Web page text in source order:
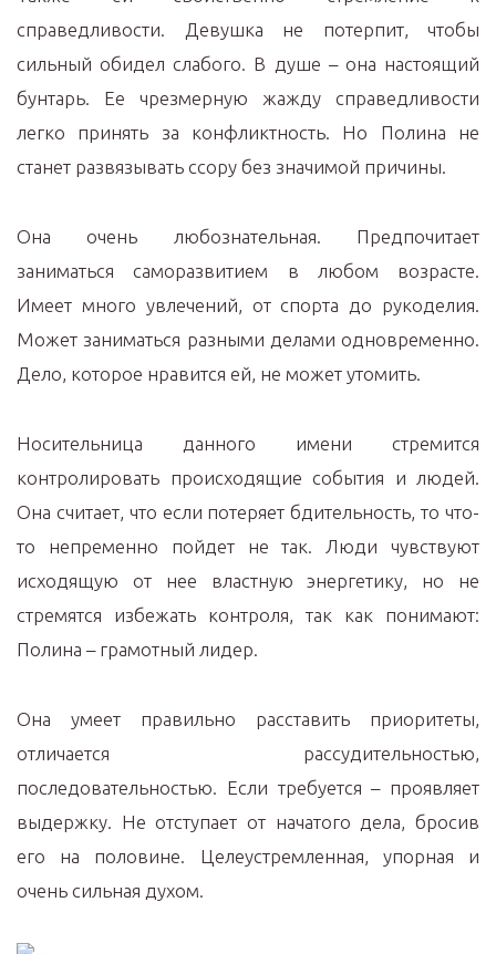
справедливости. Девушка не потерпит, чтобы
сильный обидел слабого. В душе – она настоящий
бунтарь. Ее чрезмерную жажду справедливости
легко принять за конфликтность. Но Полина не
станет развязывать ссору без значимой причины.
Она очень любознательная. Предпочитает
заниматься саморазвитием в любом возрасте.
Имеет много увлечений, от спорта до рукоделия.
Может заниматься разными делами одновременно.
Дело, которое нравится ей, не может утомить.
Носительница данного имени стремится
контролировать происходящие события и людей.
Она считает, что если потеряет бдительность, то что-
то непременно пойдет не так. Люди чувствуют
исходящую от нее властную энергетику, но не
стремятся избежать контроля, так как понимают:
Полина – грамотный лидер.
Она умеет правильно расставить приоритеты,
отличается рассудительностью,
последовательностью. Если требуется – проявляет
выдержку. Не отступает от начатого дела, бросив
его на половине. Целеустремленная, упорная и
очень сильная духом.